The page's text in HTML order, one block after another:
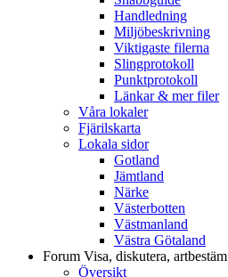
Handledning
Miljöbeskrivning
Viktigaste filerna
Slingprotokoll
Punktprotokoll
Länkar & mer filer
Våra lokaler
Fjärilskarta
Lokala sidor
Gotland
Jämtland
Närke
Västerbotten
Västmanland
Västra Götaland
Forum Visa, diskutera, artbestäm
Översikt